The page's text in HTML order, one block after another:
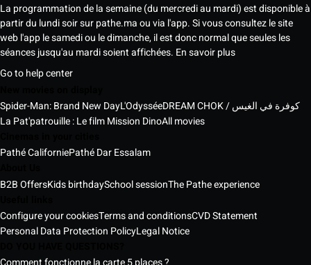
La programmation de la semaine (du mercredi au mardi) est disponible à
partir du lundi soir sur pathe.ma ou via l'app. Si vous consultez le site
web l'app le samedi ou le dimanche, il est donc normal que seules les
séances jusqu'au mardi soient affichées. En savoir plus
Go to help center
Spider-Man: Brand New DayL'Odyssée
DREAM CHOK / كوفرة في الغيس
La Pat'patrouille : Le film Mission DinoAll movies
Pathé CaliforniePathé Dar Essalam
B2B OffersKids birthdaySchool sessionThe Pathe experience
Configure your cookiesTerms and conditionsCVD Statement
Personal Data Protection PolicyLegal Notice